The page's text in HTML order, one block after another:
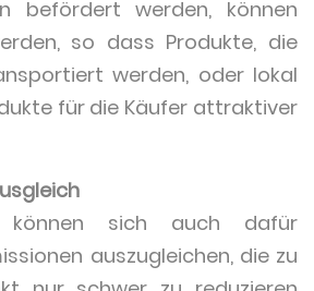
befördert werden, können
so dass Produkte, die
werden, oder lokal
für die Käufer attraktiver
können sich auch dafür
auszugleichen, die zu